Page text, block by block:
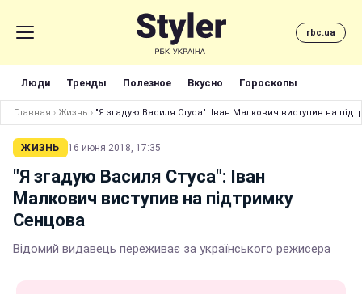
rbc.ua
Люди Тренды Полезное Вкусно Гороскопы
Главная › Жизнь › "Я згадую Василя Стуса": Іван Малкович виступив на
ЖИЗНЬ 16 июня 2018, 17:35
"Я згадую Василя Стуса": Іван
Малкович виступив на підтримку
Сенцова
Відомий видавець переживає за українського режисера